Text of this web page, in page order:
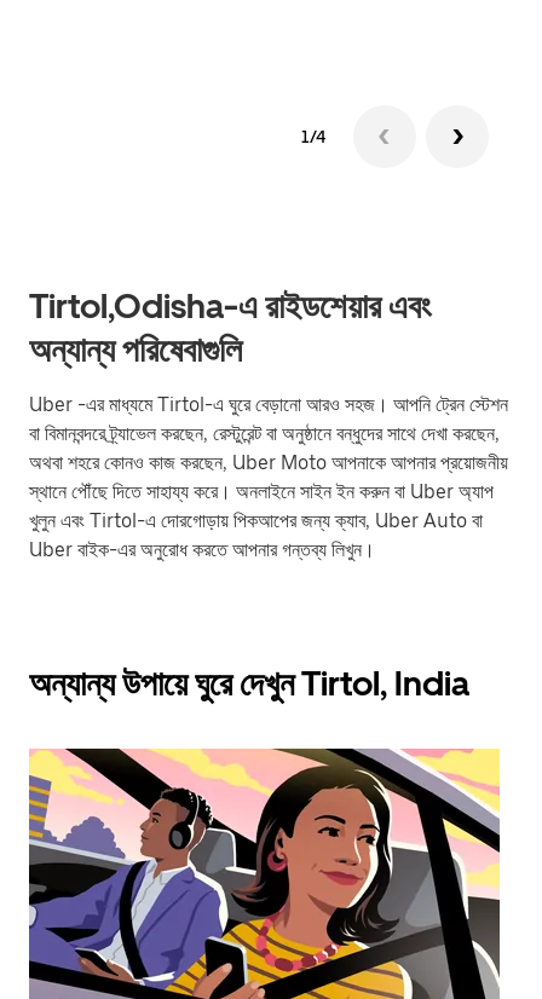
1/4
Tirtol,Odisha-এ রাইডশেয়ার এবং
অন্যান্য পরিষেবাগুলি
Uber -এর মাধ্যমে Tirtol-এ ঘুরে বেড়ানো আরও সহজ। আপনি ট্রেন স্টেশন
বা বিমানবন্দরে ট্র্যাভেল করছেন, রেস্টুরেন্ট বা অনুষ্ঠানে বন্ধুদের সাথে দেখা করছেন,
অথবা শহরে কোনও কাজ করছেন, Uber Moto আপনাকে আপনার প্রয়োজনীয়
স্থানে পৌঁছে দিতে সাহায্য করে। অনলাইনে সাইন ইন করুন বা Uber অ্যাপ
খুলুন এবং Tirtol-এ দোরগোড়ায় পিকআপের জন্য ক্যাব, Uber Auto বা
Uber বাইক-এর অনুরোধ করতে আপনার গন্তব্য লিখুন।
অন্যান্য উপায়ে ঘুরে দেখুন Tirtol, India